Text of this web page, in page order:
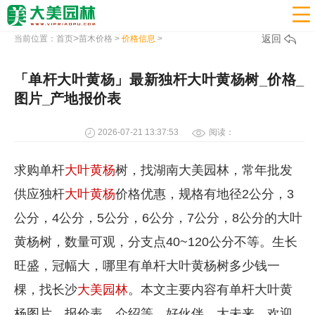

当前位置： 首页>苗木价格 > 价格信息 > 返回
「单杆大叶黄杨」最新独杆大叶黄杨树_价格_
图片_产地报价表
2026-07-21 13:37:53 阅读：
求购单杆大叶黄杨树，找湖南大美园林，常年批发
供应独杆大叶黄杨价格优惠，规格有地径2公分，3
公分，4公分，5公分，6公分，7公分，8公分的大叶
黄杨树，数量可观，分支点40~120公分不等。生长
旺盛，冠幅大，哪里有单杆大叶黄杨树多少钱一
棵，找长沙大美园林。本文主要内容有单杆大叶黄